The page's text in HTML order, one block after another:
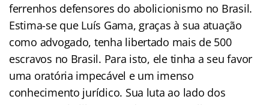
ferrenhos defensores do abolicionismo no Brasil.
Estima-se que Luís Gama, graças à sua atuação
como advogado, tenha libertado mais de 500
escravos no Brasil. Para isto, ele tinha a seu favor
uma oratória impecável e um imenso
conhecimento jurídico. Sua luta ao lado dos